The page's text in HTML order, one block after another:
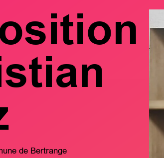
de Bertrange